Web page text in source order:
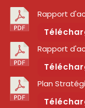
Rapport
Rapport
Plan